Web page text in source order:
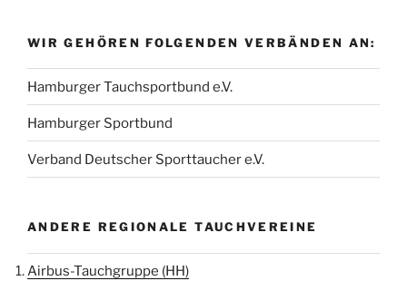
WIR GEHÖREN FOLGENDEN VERBÄNDEN AN:
Hamburger Tauchsportbund e.V.
Hamburger Sportbund
Verband Deutscher Sporttaucher e.V.
ANDERE REGIONALE TAUCHVEREINE
Airbus-Tauchgruppe (HH)